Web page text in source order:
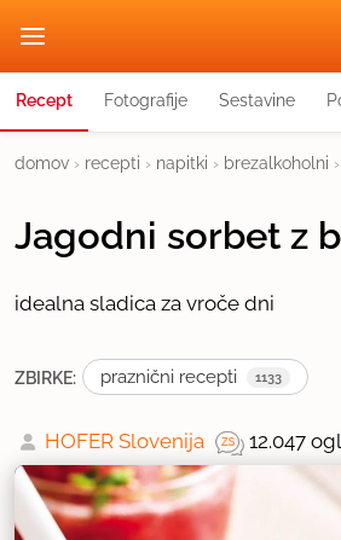
Recept Fotografije Sestavine
domov › recepti › napitki › brezalkoholni ›
Jagodni sorbet z
idealna sladica za vroče dni
ZBIRKE: praznični recepti 1133
HOFER Slovenija 12.047